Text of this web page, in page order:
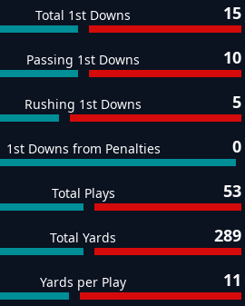
Total 1st Downs 15
Passing 1st Downs 10
Rushing 1st Downs 5
1st Downs from Penalties 0
Total Plays 53
Total Yards 289
Yards per Play 11